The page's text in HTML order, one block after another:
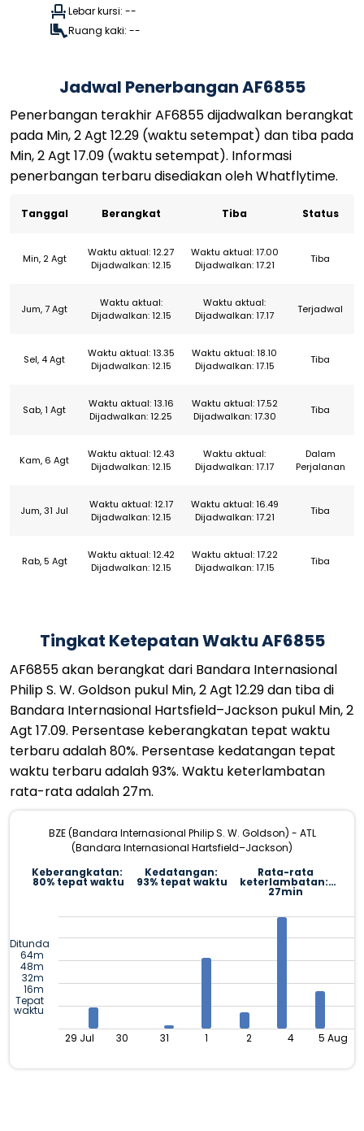
Lebar kursi: --
Ruang kaki: --
Jadwal Penerbangan AF6855
Penerbangan terakhir AF6855 dijadwalkan berangkat
pada Min, 2 Agt 12.29 (waktu setempat) dan tiba pada
Min, 2 Agt 17.09 (waktu setempat). Informasi
penerbangan terbaru disediakan oleh Whatflytime.
Tanggal Berangkat Tiba Status
Min, 2 Agt
Waktu aktual: 12.27
Dijadwalkan: 12.15
Waktu aktual: 17.00
Dijadwalkan: 17.21
Tiba
Jum, 7 Agt
Waktu aktual:
Dijadwalkan: 12.15
Waktu aktual:
Dijadwalkan: 17.17
Terjadwal
Sel, 4 Agt
Waktu aktual: 13.35
Dijadwalkan: 12.15
Waktu aktual: 18.10
Dijadwalkan: 17.15
Tiba
Sab, 1 Agt
Waktu aktual: 13.16
Dijadwalkan: 12.25
Waktu aktual: 17.52
Dijadwalkan: 17.30
Tiba
Kam, 6 Agt
Waktu aktual: 12.43
Dijadwalkan: 12.15
Waktu aktual:
Dijadwalkan: 17.17
Dalam
Perjalanan
Jum, 31 Jul
Waktu aktual: 12.17
Dijadwalkan: 12.15
Waktu aktual: 16.49
Dijadwalkan: 17.21
Tiba
Rab, 5 Agt
Waktu aktual: 12.42
Dijadwalkan: 12.15
Waktu aktual: 17.22
Dijadwalkan: 17.15
Tiba
Tingkat Ketepatan Waktu AF6855
AF6855 akan berangkat dari Bandara Internasional
Philip S. W. Goldson pukul Min, 2 Agt 12.29 dan tiba di
Bandara Internasional Hartsfield–Jackson pukul Min, 2
Agt 17.09. Persentase keberangkatan tepat waktu
terbaru adalah 80%. Persentase kedatangan tepat
waktu terbaru adalah 93%. Waktu keterlambatan
rata-rata adalah 27m.
BZE (Bandara Internasional Philip S. W. Goldson) - ATL
(Bandara Internasional Hartsfield–Jackson)
Keberangkatan:
80% tepat waktu
Kedatangan:
93% tepat waktu
Rata-rata
keterlambatan:
27min
Ditunda
64m
48m
32m
16m
Tepat
waktu
29 Jul 30 31 1 2 4 5 Aug